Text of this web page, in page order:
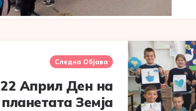
Следна Објава
22 Април Ден на
планетата Земја